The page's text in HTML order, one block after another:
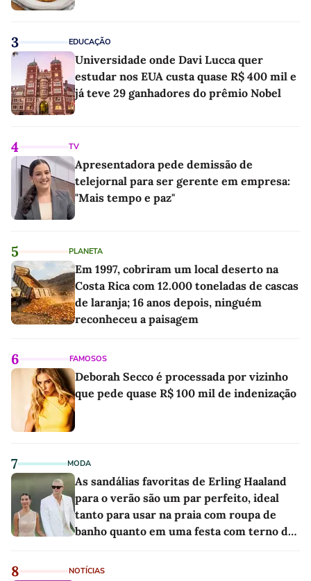
3 EDUCAÇÃO
Universidade onde Davi Lucca quer
estudar nos EUA custa quase R$ 400 mil e
já teve 29 ganhadores do prêmio Nobel
4 TV
Apresentadora pede demissão de
telejornal para ser gerente em empresa:
"Mais tempo e paz"
5 PLANETA
Em 1997, cobriram um local deserto na
Costa Rica com 12.000 toneladas de cascas
de laranja; 16 anos depois, ninguém
reconheceu a paisagem
6 FAMOSOS
Deborah Secco é processada por vizinho
que pede quase R$ 100 mil de indenização
7 MODA
As sandálias favoritas de Erling Haaland
para o verão são um par perfeito, ideal
tanto para usar na praia com roupa de
banho quanto em uma festa com terno de
8 NOTÍCIAS